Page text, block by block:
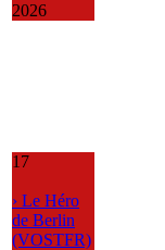
2026
17
› Le Héro
de Berlin
(VOSTFR)